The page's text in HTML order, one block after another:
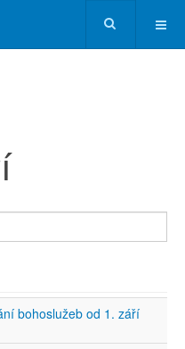
bohoslužeb od 1. září